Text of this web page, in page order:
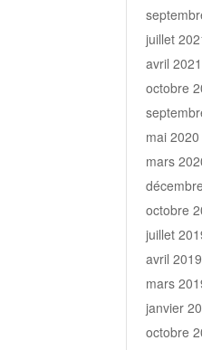
juillet
avril 2021
octobre
mai 2020
mars
octobre
juillet
avril 2019
mars
janvier
octobre